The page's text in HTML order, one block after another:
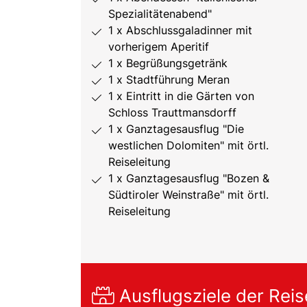
Spezialitätenabend"
1 x Abschlussgaladinner mit
vorherigem Aperitif
1 x Begrüßungsgetränk
1 x Stadtführung Meran
1 x Eintritt in die Gärten von
Schloss Trauttmansdorff
1 x Ganztagesausflug "Die
westlichen Dolomiten" mit örtl.
Reiseleitung
1 x Ganztagesausflug "Bozen &
Südtiroler Weinstraße" mit örtl.
Reiseleitung
Ausflugsziele der